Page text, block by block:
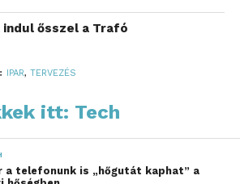
az iterációk számát is korlátozza,
ezen a területen
segítségével a tervezők rövid idő
prototípusokat, amelyek
alkalmasak felhasználói
indul ősszel a Trafó
IPAR, TERVEZÉS
itt: Tech
a telefonunk is „hőgutát kaphat” a